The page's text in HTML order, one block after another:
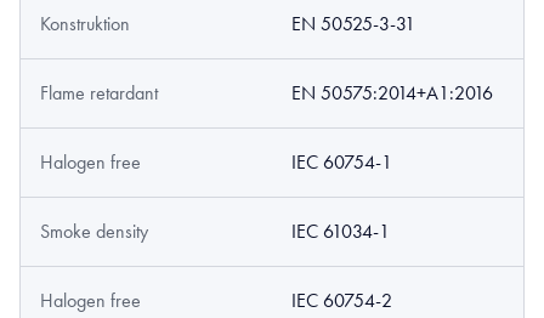
Konstruktion EN 50525-3-31
Flame retardant EN 50575:2014+A1:2016
Halogen free IEC 60754-1
Smoke density IEC 61034-1
Halogen free IEC 60754-2